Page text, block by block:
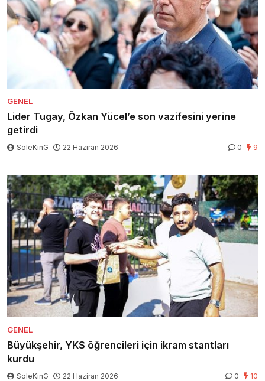
GENEL
Lider Tugay, Özkan Yücel’e son vazifesini yerine
getirdi
SoleKinG 22 Haziran 2026 0 9
GENEL
Büyükşehir, YKS öğrencileri için ikram stantları
kurdu
SoleKinG 22 Haziran 2026 0 10